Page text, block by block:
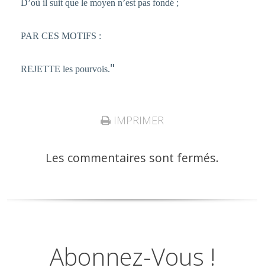
D’où il suit que le moyen n’est pas fondé ;
PAR CES MOTIFS :
REJETTE les pourvois."
IMPRIMER
Les commentaires sont fermés.
Abonnez-Vous !